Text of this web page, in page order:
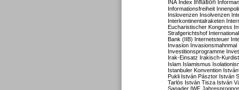
INA Index Inflation
Informationsfreiheit
Inslovenzen Insolvenzen
Interkontinentalraketen
Eucharistischer Kongress
Strafgerichtshof
Bank (IIB) Internetsteuer
Invasion Invasionsmahnmal
Investitionsprogramme
Irak-Einsatz Irakisch-
Islam Islamismus
Istanbuler Konvention
Pukli István Pásztor István
Tarlós István Tisza István
Sanader IWF